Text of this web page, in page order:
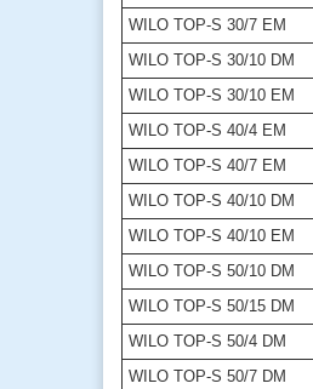
WILO TOP-S 30/7 EM
WILO TOP-S 30/10 DM
WILO TOP-S 30/10 EM
WILO TOP-S 40/4 EM
WILO TOP-S 40/7 EM
WILO TOP-S 40/10 DM
WILO TOP-S 40/10 EM
WILO TOP-S 50/10 DM
WILO TOP-S 50/15 DM
WILO TOP-S 50/4 DM
WILO TOP-S 50/7 DM